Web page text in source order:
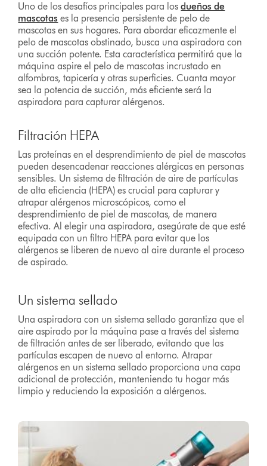
Uno de los desafíos principales para losdueños de
mascotas es la presencia persistente de pelo de
mascotas en sus hogares. Para abordar eficazmente el
pelo de mascotas obstinado, busca una aspiradora con
una succión potente. Esta característica permitirá que la
máquina aspire el pelo de mascotas incrustado en
alfombras, tapicería y otras superficies. Cuanta mayor
sea la potencia de succión, más eficiente será la
aspiradora para capturar alérgenos.
Filtración HEPA
Las proteínas en el desprendimiento de piel de mascotas
pueden desencadenar reacciones alérgicas en personas
sensibles. Un sistema de filtración de aire de partículas
de alta eficiencia (HEPA) es crucial para capturar y
atrapar alérgenos microscópicos, como el
desprendimiento de piel de mascotas, de manera
efectiva. Al elegir una aspiradora, asegúrate de que esté
equipada con un filtro HEPA para evitar que los
alérgenos se liberen de nuevo al aire durante el proceso
de aspirado.
Un sistema sellado
Una aspiradora con un sistema sellado garantiza que el
aire aspirado por la máquina pase a través del sistema
de filtración antes de ser liberado, evitando que las
partículas escapen de nuevo al entorno. Atrapar
alérgenos en un sistema sellado proporciona una capa
adicional de protección, manteniendo tu hogar más
limpio y reduciendo la exposición a alérgenos.